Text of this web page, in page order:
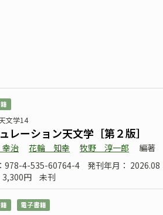
文学14
レーション天文学［第２版］
治 花輪 知幸 牧野 淳一郎
編著
978-4-535-60764-4
発刊年月： 2026.08
3,300円
未刊
電子書籍